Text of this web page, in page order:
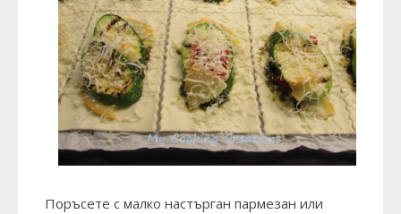
Поръсете с малко настърган пармезан или